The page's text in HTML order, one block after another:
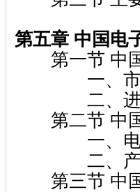
第五章 中国电
第一节 中国
一、市场
二、进入
第二节 中国
一、电子
二、产品
第三节 中国